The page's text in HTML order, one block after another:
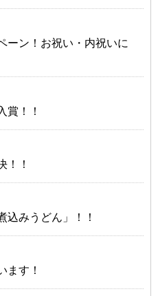
ーン！お祝い・内祝いに
賞！！
！！
込みうどん」！！
ます！